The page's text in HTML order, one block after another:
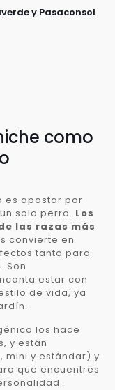
y Pasaconsol
como
es apostar por
solo perro. Los
las razas más
convierte en
tanto para
Son
estar con
de vida, ya
los hace
y están
mini y estándar) y
que encuentres